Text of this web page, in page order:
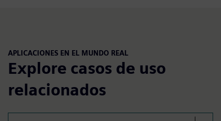
APLICACIONES EN EL MUNDO REAL
Explore casos de uso
relacionados